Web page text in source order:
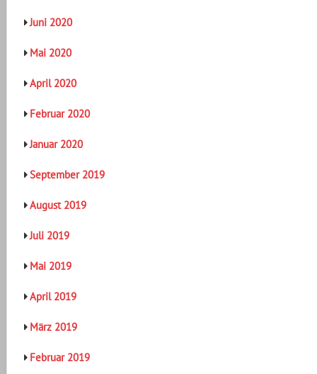
Juni 2020
Mai 2020
April 2020
Februar 2020
Januar 2020
September 2019
August 2019
Juli 2019
Mai 2019
April 2019
März 2019
Februar 2019